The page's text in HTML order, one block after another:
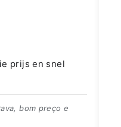
prijs en snel
bom preço e